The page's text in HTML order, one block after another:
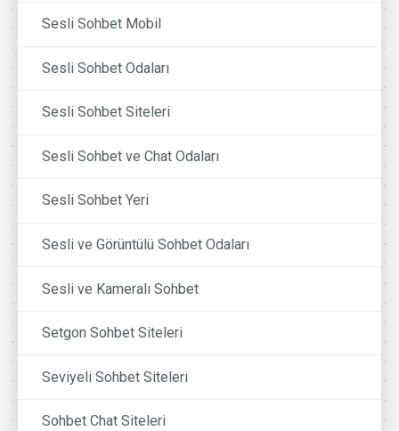
Sesli Sohbet Mobil
Sesli Sohbet Odaları
Sesli Sohbet Siteleri
Sesli Sohbet ve Chat Odaları
Sesli Sohbet Yeri
Sesli ve Görüntülü Sohbet Odaları
Sesli ve Kameralı Sohbet
Setgon Sohbet Siteleri
Seviyeli Sohbet Siteleri
Sohbet Chat Siteleri